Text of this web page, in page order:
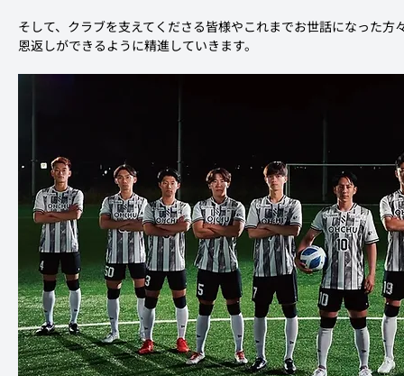
そして、クラブを支えてくださる皆様やこれまでお世話になった
恩返しができるように精進していきます。